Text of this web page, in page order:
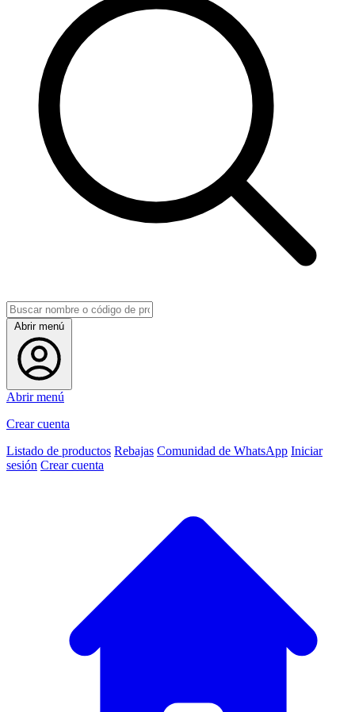
Abrir menú
Abrir menú
Crear cuenta
Listado de productos Rebajas Comunidad de WhatsApp Iniciar
sesión Crear cuenta